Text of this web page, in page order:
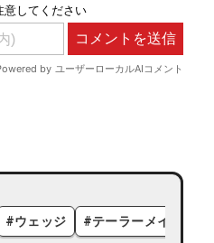
#ウェッジ #テーラーメイド